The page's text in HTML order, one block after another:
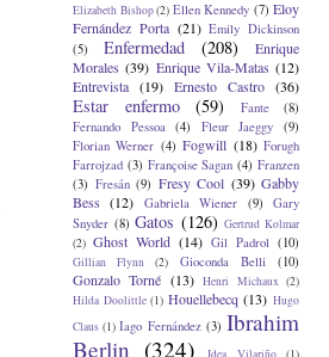
Elizabeth Bishop(2) Ellen Kennedy (7) Eloy
Fernández Porta (21) Emily Dickinson
(5)
Enfermedad (208)
Enrique
Morales (39) Enrique Vila-Matas (12)
Entrevista (19) Ernesto Castro (36)
Estar enfermo (59) Fante
(8)
Fernando Pessoa
(4) Fleur Jaeggy
(9)
Florian Werner (4) Fogwill (18) Forugh
Farrojzad (3) Françoise Sagan (4) Franzen
(3) Fresán (9) Fresy Cool (39) Gabby
Bess (12) Gabriela Wiener (9)
Gary
Snyder (8) Gatos (126) Gertrud Kolmar
(2) Ghost World (14) Gil Padrol (10)
Gillian Flynn (2) Gioconda Belli (10)
Gonzalo Torné (13) Henri Michaux (2)
Hilda Doolittle (1) Houellebecq (13) Hugo
Claus (1) Iago Fernández (3) Ibrahim
Berlin (324) Idea Vilariño (1)